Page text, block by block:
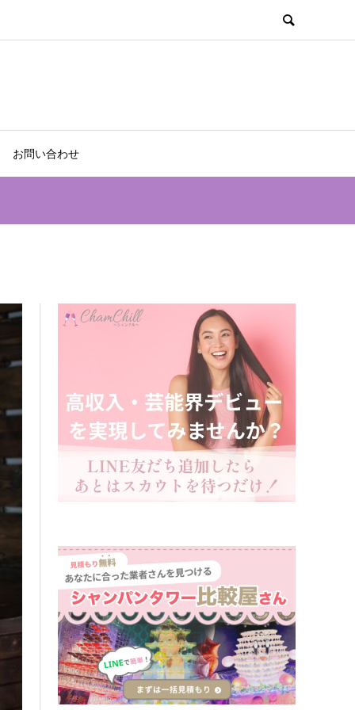
お問い合わせ